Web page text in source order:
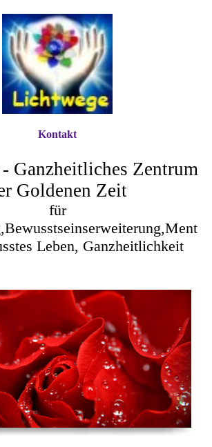
Ganzheitliches Zentrum
Goldenen Zeit
für
Leben, Ganzheitlichkeit
Kontakt